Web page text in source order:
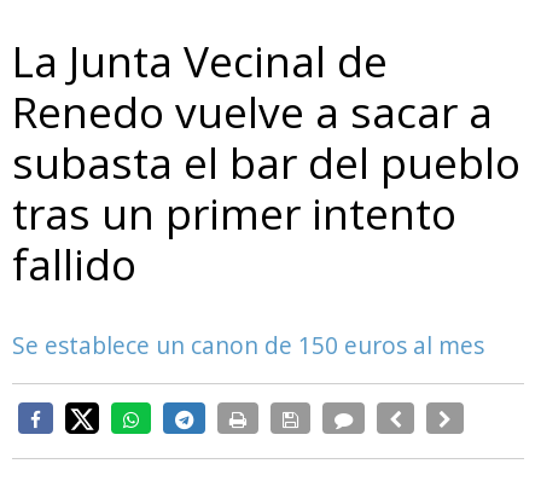
La Junta Vecinal de
Renedo vuelve a sacar a
subasta el bar del pueblo
tras un primer intento
fallido
Se establece un canon de 150 euros al mes